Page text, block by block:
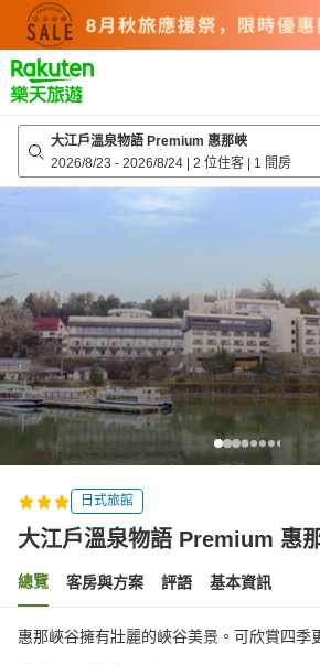
top
page
大江戶溫泉物語 Premium 惠那峡
2026/8/23 - 2026/8/24 | 2 位住客 | 1 間房
日式旅館
大江戶溫泉物語 Premium 惠
總覽 客房與方案 評語 基本資訊
惠那峽谷擁有壯麗的峽谷美景。可欣賞四季